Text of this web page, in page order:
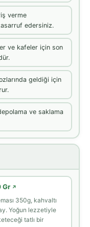
verme
edersiniz.
ve kafeler için son
geldiği için
ve saklama
Gr ↗
350g, kahvaltı
Yoğun lezzetiyle
tatlı bir